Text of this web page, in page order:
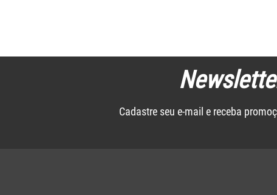
Cadastre seu e-mail e receba